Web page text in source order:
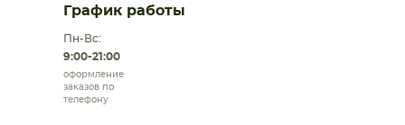
График работы
Пн-Вс:
9:00-21:00
оформление
заказов по
телефону